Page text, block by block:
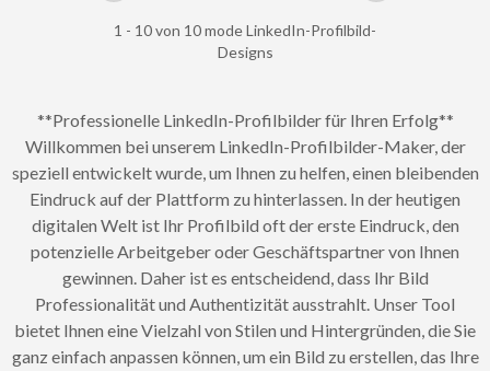
1 - 10 von 10 mode LinkedIn-Profilbild-
Designs
**Professionelle LinkedIn-Profilbilder für Ihren Erfolg**
Willkommen bei unserem LinkedIn-Profilbilder-Maker, der
speziell entwickelt wurde, um Ihnen zu helfen, einen bleibenden
Eindruck auf der Plattform zu hinterlassen. In der heutigen
digitalen Welt ist Ihr Profilbild oft der erste Eindruck, den
potenzielle Arbeitgeber oder Geschäftspartner von Ihnen
gewinnen. Daher ist es entscheidend, dass Ihr Bild
Professionalität und Authentizität ausstrahlt. Unser Tool
bietet Ihnen eine Vielzahl von Stilen und Hintergründen, die Sie
ganz einfach anpassen können, um ein Bild zu erstellen, das Ihre